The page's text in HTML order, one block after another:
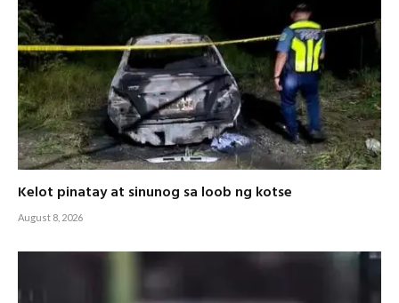
Kelot pinatay at sinunog sa loob ng kotse
August 8, 2026